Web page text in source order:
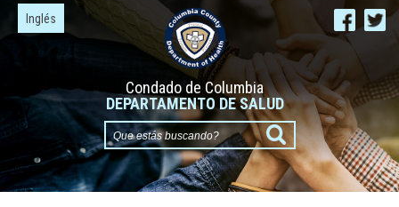
Inglés
Condado de Columbia
DEPARTAMENTO DE SALUD
Que
estás
buscando?